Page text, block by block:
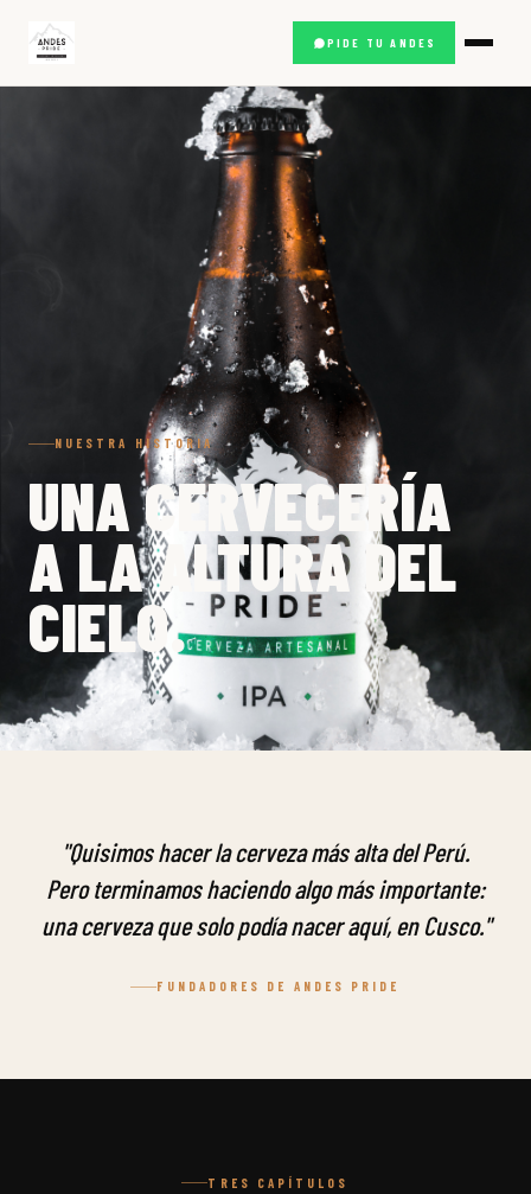
PIDE TU ANDES
NUESTRA HISTORIA
UNA CERVECERÍA
A LA ALTURA DEL
CIELO.
"Quisimos hacer la cerveza más alta del Perú.
Pero terminamos haciendo algo más importante:
una cerveza que solo podía nacer aquí, en Cusco."
FUNDADORES DE ANDES PRIDE
TRES CAPÍTULOS